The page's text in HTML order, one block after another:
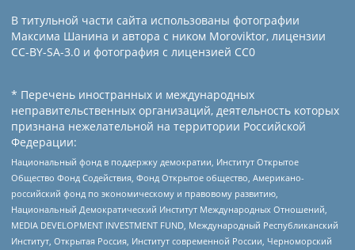
В титульной части сайта использованы фотографии
Максима Шанина и автора с ником Moroviktor, лицензии
CC-BY-SA-3.0 и фотография с лицензией СС0
* Перечень иностранных и международных
неправительственных организаций, деятельность которых
признана нежелательной на территории Российской
Федерации:
Национальный фонд в поддержку демократии, Институт Открытое
Общество Фонд Содействия, Фонд Открытое общество, Американо-
российский фонд по экономическому и правовому развитию,
Национальный Демократический Институт Международных Отношений,
MEDIA DEVELOPMENT INVESTMENT FUND, Международный Республиканский
Институт, Открытая Россия, Институт современной России, Черноморский